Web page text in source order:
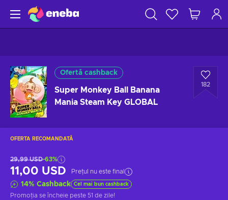
Ofertă cashback
Super Monkey Ball Banana
Mania Steam Key GLOBAL
182
OFERTA RECOMANDATĂ
29,99 USD-63%
11,00 USD Prețul nu este final
14% Cashback Cel mai bun cashback
Promoția se încheie peste 51 de zile!